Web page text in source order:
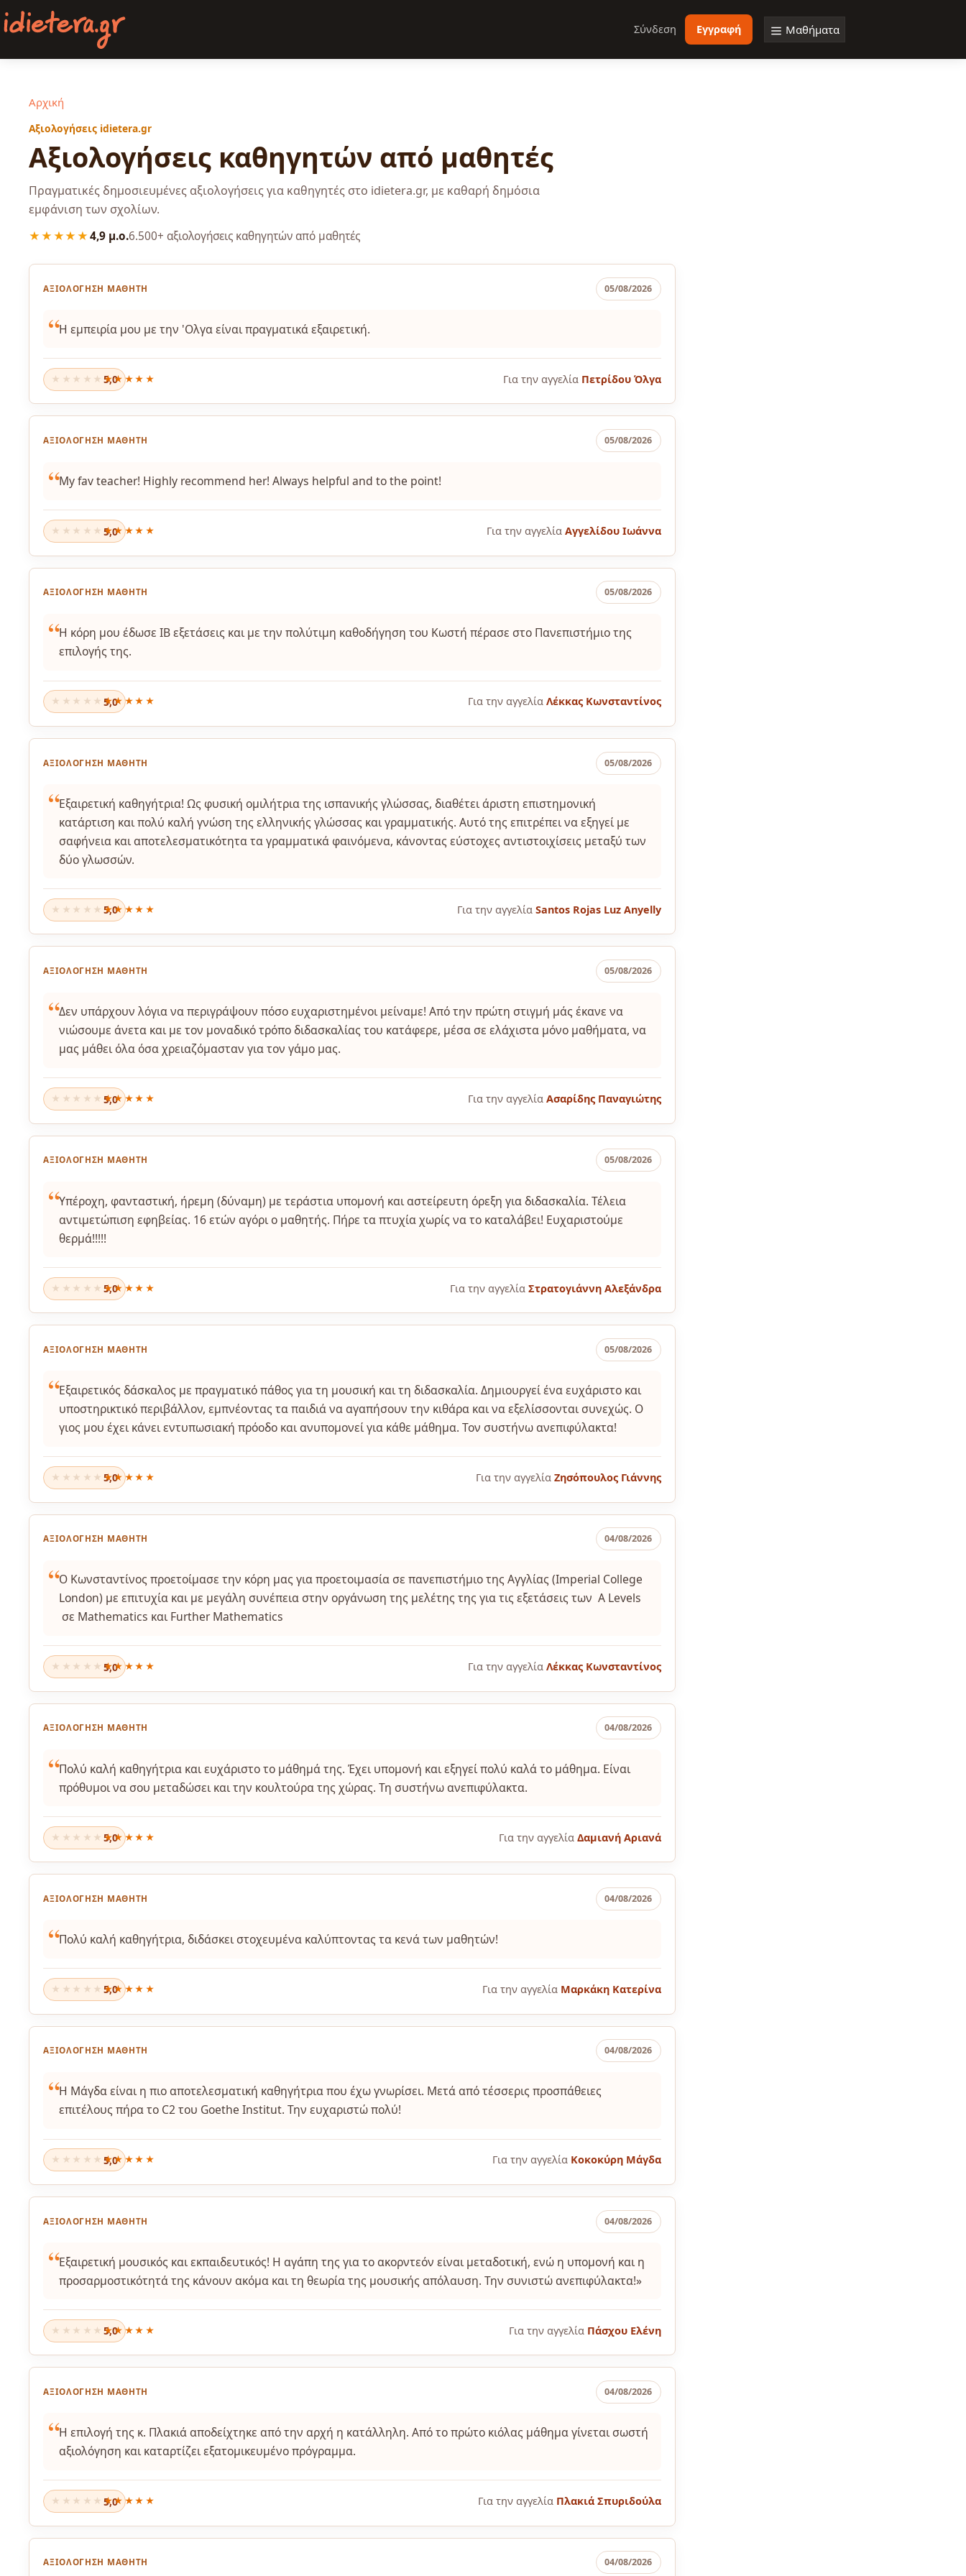
Παράκαμψη προς το κυρίως περιεχόμενο
Σύνδεση Εγγραφή Μαθήματα
Αρχική
Αξιολογήσεις idietera.gr
Αξιολογήσεις καθηγητών από μαθητές
Πραγματικές δημοσιευμένες αξιολογήσεις για καθηγητές στο idietera.gr, με καθαρή δημόσια
εμφάνιση των σχολίων.
★★★★★ 4,9 μ.ο.6.500+ αξιολογήσεις καθηγητών από μαθητές
ΑΞΙΟΛΌΓΗΣΗ ΜΑΘΗΤΉ 05/08/2026
Η εμπειρία μου με την 'Ολγα είναι πραγματικά εξαιρετική.
★★★★★
5,0 Για την αγγελία Πετρίδου Όλγα
ΑΞΙΟΛΌΓΗΣΗ ΜΑΘΗΤΉ 05/08/2026
My fav teacher! Highly recommend her! Always helpful and to the point!
★★★★★
5,0 Για την αγγελία Αγγελίδου Ιωάννα
ΑΞΙΟΛΌΓΗΣΗ ΜΑΘΗΤΉ 05/08/2026
Η κόρη μου έδωσε ΙΒ εξετάσεις και με την πολύτιμη καθοδήγηση του Κωστή πέρασε στο Πανεπιστήμιο της
επιλογής της.
★★★★★
5,0 Για την αγγελία Λέκκας Κωνσταντίνος
ΑΞΙΟΛΌΓΗΣΗ ΜΑΘΗΤΉ 05/08/2026
Εξαιρετική καθηγήτρια! Ως φυσική ομιλήτρια της ισπανικής γλώσσας, διαθέτει άριστη επιστημονική
κατάρτιση και πολύ καλή γνώση της ελληνικής γλώσσας και γραμματικής. Αυτό της επιτρέπει να εξηγεί με
σαφήνεια και αποτελεσματικότητα τα γραμματικά φαινόμενα, κάνοντας εύστοχες αντιστοιχίσεις μεταξύ των
δύο γλωσσών.
★★★★★
5,0 Για την αγγελία Santos Rojas Luz Anyelly
ΑΞΙΟΛΌΓΗΣΗ ΜΑΘΗΤΉ 05/08/2026
Δεν υπάρχουν λόγια να περιγράψουν πόσο ευχαριστημένοι μείναμε! Από την πρώτη στιγμή μάς έκανε να
νιώσουμε άνετα και με τον μοναδικό τρόπο διδασκαλίας του κατάφερε, μέσα σε ελάχιστα μόνο μαθήματα, να
μας μάθει όλα όσα χρειαζόμασταν για τον γάμο μας.
★★★★★
5,0 Για την αγγελία Ασαρίδης Παναγιώτης
ΑΞΙΟΛΌΓΗΣΗ ΜΑΘΗΤΉ 05/08/2026
Υπέροχη, φανταστική, ήρεμη (δύναμη) με τεράστια υπομονή και αστείρευτη όρεξη για διδασκαλία. Τέλεια
αντιμετώπιση εφηβείας. 16 ετών αγόρι ο μαθητής. Πήρε τα πτυχία χωρίς να το καταλάβει! Ευχαριστούμε
θερμά!!!!!
★★★★★
5,0 Για την αγγελία Στρατογιάννη Αλεξάνδρα
ΑΞΙΟΛΌΓΗΣΗ ΜΑΘΗΤΉ 05/08/2026
Εξαιρετικός δάσκαλος με πραγματικό πάθος για τη μουσική και τη διδασκαλία. Δημιουργεί ένα ευχάριστο και
υποστηρικτικό περιβάλλον, εμπνέοντας τα παιδιά να αγαπήσουν την κιθάρα και να εξελίσσονται συνεχώς. Ο
γιος μου έχει κάνει εντυπωσιακή πρόοδο και ανυπομονεί για κάθε μάθημα. Τον συστήνω ανεπιφύλακτα!
★★★★★
5,0 Για την αγγελία Ζησόπουλος Γιάννης
ΑΞΙΟΛΌΓΗΣΗ ΜΑΘΗΤΉ 04/08/2026
Ο Κωνσταντίνος προετοίμασε την κόρη μας για προετοιμασία σε πανεπιστήμιο της Αγγλίας (Imperial College
London) με επιτυχία και με μεγάλη συνέπεια στην οργάνωση της μελέτης της για τις εξετάσεις των A Levels
σε Mathematics και Further Mathematics
★★★★★
5,0 Για την αγγελία Λέκκας Κωνσταντίνος
ΑΞΙΟΛΌΓΗΣΗ ΜΑΘΗΤΉ 04/08/2026
Πολύ καλή καθηγήτρια και ευχάριστο το μάθημά της. Έχει υπομονή και εξηγεί πολύ καλά το μάθημα. Είναι
πρόθυμοι να σου μεταδώσει και την κουλτούρα της χώρας. Τη συστήνω ανεπιφύλακτα.
★★★★★
5,0 Για την αγγελία Δαμιανή Αριανά
ΑΞΙΟΛΌΓΗΣΗ ΜΑΘΗΤΉ 04/08/2026
Πολύ καλή καθηγήτρια, διδάσκει στοχευμένα καλύπτοντας τα κενά των μαθητών!
★★★★★
5,0 Για την αγγελία Μαρκάκη Κατερίνα
ΑΞΙΟΛΌΓΗΣΗ ΜΑΘΗΤΉ 04/08/2026
Η Μάγδα είναι η πιο αποτελεσματική καθηγήτρια που έχω γνωρίσει. Μετά από τέσσερις προσπάθειες
επιτέλους πήρα το C2 του Goethe Institut. Την ευχαριστώ πολύ!
★★★★★
5,0 Για την αγγελία Κοκοκύρη Μάγδα
ΑΞΙΟΛΌΓΗΣΗ ΜΑΘΗΤΉ 04/08/2026
Εξαιρετική μουσικός και εκπαιδευτικός! Η αγάπη της για το ακορντεόν είναι μεταδοτική, ενώ η υπομονή και η
προσαρμοστικότητά της κάνουν ακόμα και τη θεωρία της μουσικής απόλαυση. Την συνιστώ ανεπιφύλακτα!»
★★★★★
5,0 Για την αγγελία Πάσχου Ελένη
ΑΞΙΟΛΌΓΗΣΗ ΜΑΘΗΤΉ 04/08/2026
Η επιλογή της κ. Πλακιά αποδείχτηκε από την αρχή η κατάλληλη. Από το πρώτο κιόλας μάθημα γίνεται σωστή
αξιολόγηση και καταρτίζει εξατομικευμένο πρόγραμμα.
★★★★★
5,0 Για την αγγελία Πλακιά Σπυριδούλα
ΑΞΙΟΛΌΓΗΣΗ ΜΑΘΗΤΉ 04/08/2026